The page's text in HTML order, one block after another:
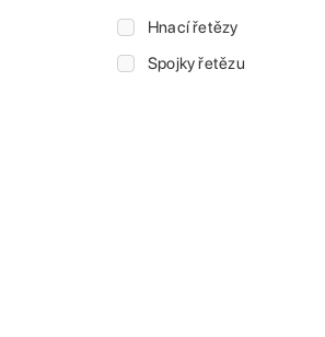
Hnací řetězy
Spojky řetězu